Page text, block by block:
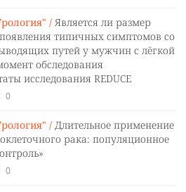
/ Является ли размер
типичных симптомов со
путей у мужчин с лёгкой
обследования
исследования REDUCE
0
/ Длительное применение
рака: популяционное
0